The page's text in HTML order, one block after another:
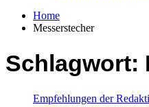
Home
Messerstecher
Schlagwort:
Empfehlungen der